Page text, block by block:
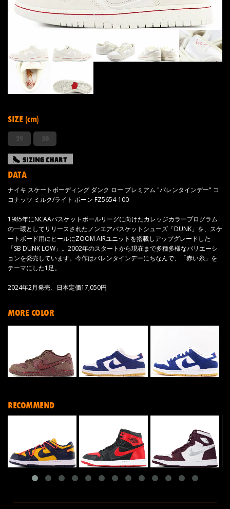
SIZE (cm)
DATA
ナイキ スケートボーディング ダンク ロー プレミアム "バレンタインデー" コ
コナッツ ミルク/ライト ボーン FZ5654-100
1985年にNCAAバスケットボールリーグに向けたカレッジカラープログラム
の一環としてリリースされたノンエアバスケットシューズ「DUNK」を、スケ
ートボード用にヒールにZOOM AIRユニットを搭載しアップグレードした
「SB DUNK LOW」。2002年のスタートから現在まで多種多様なバリエーシ
ョンを発売しています。今作はバレンタインデーにちなんで、「赤い糸」を
テーマにした1足。
2024年2月発売、日本定価17,050円
MORE COLOR
RECOMMEND